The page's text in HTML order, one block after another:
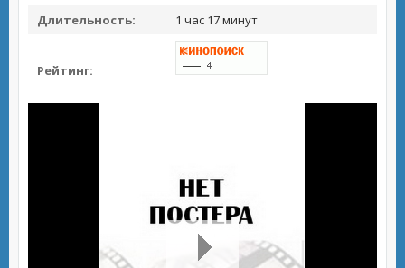
Длительность:
1 час 17 минут
Рейтинг: